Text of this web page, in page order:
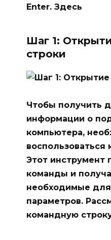
Enter. Здесь
Шаг 1:
строки
Чтобы получить
информации о
компьютера,
воспользоваться
Этот инструмент
команды и
необходимые для
параметров.
командную